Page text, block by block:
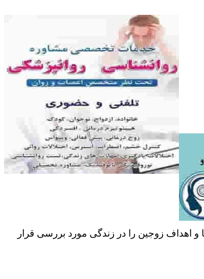
و اهداف زوجین را در زندگی مورد بررسی قرار